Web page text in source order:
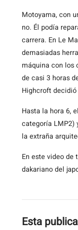
Motoyama, con
no. Él podía
carrera. En Le
demasiadas
máquina con los
de casi 3 horas
Highcroft
Hasta la hora 6, el
categoría LMP2)
la extraña
En este video
dakariano del
Esta